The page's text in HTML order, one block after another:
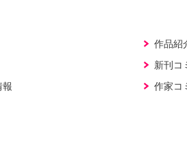
作品紹
新刊コ
作家コ